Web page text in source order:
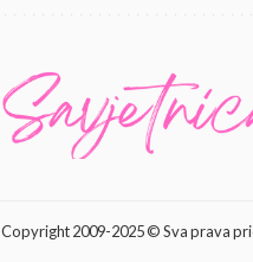
Copyright 2009-2025 © Sva prava